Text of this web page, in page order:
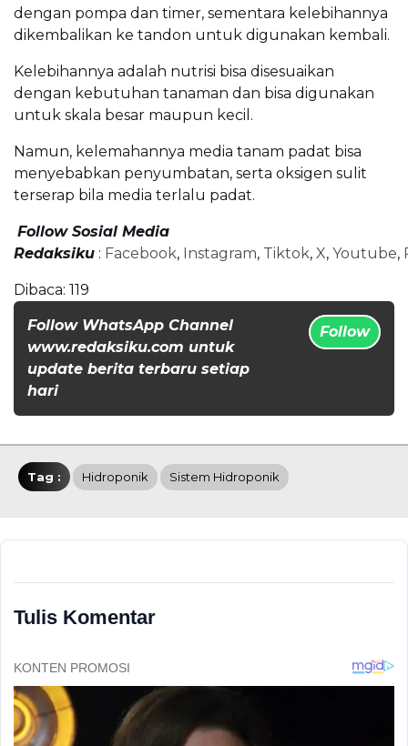
dengan pompa dan timer, sementara kelebihannya
dikembalikan ke tandon untuk digunakan kembali.
Kelebihannya adalah nutrisi bisa disesuaikan
dengan kebutuhan tanaman dan bisa digunakan
untuk skala besar maupun kecil.
Namun, kelemahannya media tanam padat bisa
menyebabkan penyumbatan, serta oksigen sulit
terserap bila media terlalu padat.
Follow Sosial Media
Redaksiku : Facebook, Instagram, Tiktok, X, Youtube,
Dibaca: 119
Follow WhatsApp Channel
www.redaksiku.com untuk
update berita terbaru setiap
hari
Follow
Tag : Hidroponik Sistem Hidroponik
Tulis Komentar